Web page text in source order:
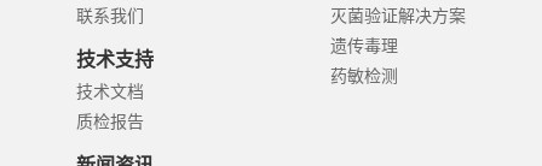
联系我们
技术支持
技术文档
质检报告
灭菌验证解决方案
遗传毒理
药敏检测